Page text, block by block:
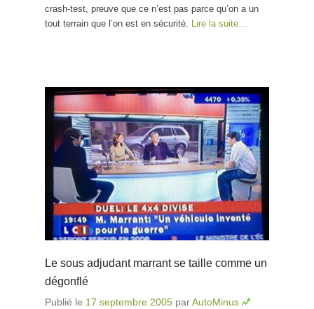
crash-test, preuve que ce n’est pas parce qu’on a un
tout terrain que l’on est en sécurité. Lire la suite…
Le sous adjudant marrant se taille comme un
dégonflé
Publié le 17 septembre 2005 parAutoMinus